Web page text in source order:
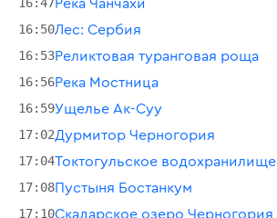
Река Чанчахи
16:50Лес: Сербия
16:53Реликтовая туранговая роща
16:56Река Мостница
16:59Ущелье Ак-Суу
17:02Дурмитор Черногория
17:04Токтогульское водохранилище
17:08Пустыня Бостанкум
17:10Скадарское озеро Черногория